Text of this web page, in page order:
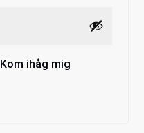
Kom ihåg mig